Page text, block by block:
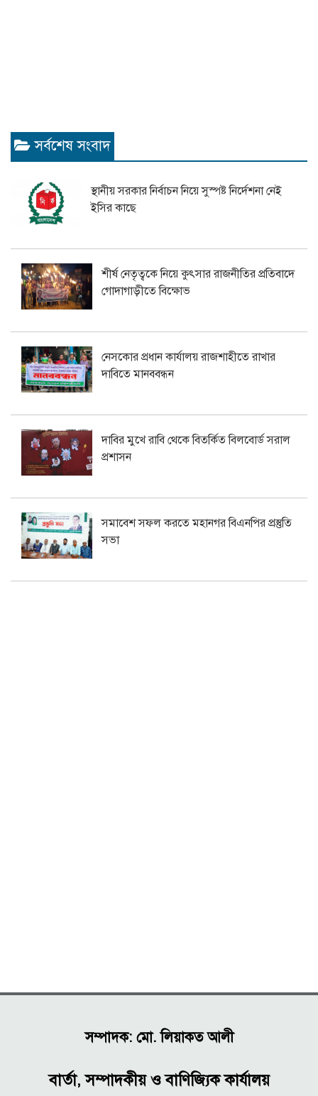
সর্বশেষ সংবাদ
স্থানীয় সরকার নির্বাচন নিয়ে সুস্পষ্ট নির্দেশনা নেই
ইসির কাছে
শীর্ষ নেতৃত্বকে নিয়ে কুৎসার রাজনীতির প্রতিবাদে
গোদাগাড়ীতে বিক্ষোভ
নেসকোর প্রধান কার্যালয় রাজশাহীতে রাখার
দাবিতে মানববন্ধন
দাবির মুখে রাবি থেকে বিতর্কিত বিলবোর্ড সরাল
প্রশাসন
সমাবেশ সফল করতে মহানগর বিএনপির প্রস্তুতি
সভা
সম্পাদক: মো. লিয়াকত আলী
বার্তা, সম্পাদকীয় ও বাণিজ্যিক কার্যালয়